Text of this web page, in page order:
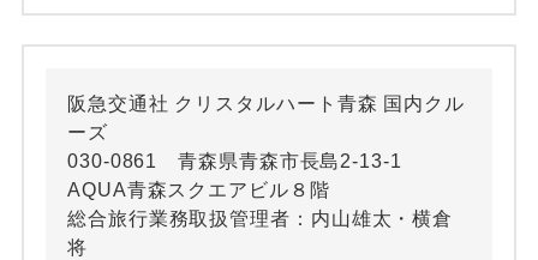
阪急交通社 クリスタルハート青森 国内クル
ーズ
030-0861 青森県青森市長島2-13-1
AQUA青森スクエアビル８階
総合旅行業務取扱管理者：内山雄太・横倉
将